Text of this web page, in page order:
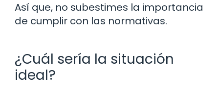
Así que, no subestimes la importancia
de cumplir con las normativas.
¿Cuál sería la situación
ideal?